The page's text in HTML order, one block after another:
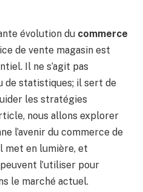
évolution du commerce
de vente magasin est
Il ne s’agit pas
de statistiques; il sert de
les stratégies
nous allons explorer
l’avenir du commerce de
met en lumière, et
l’utiliser pour
le marché actuel.